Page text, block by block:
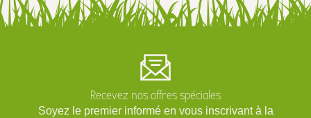
Recevez nos offres spéciales
Soyez le premier informé en vous inscrivant à la